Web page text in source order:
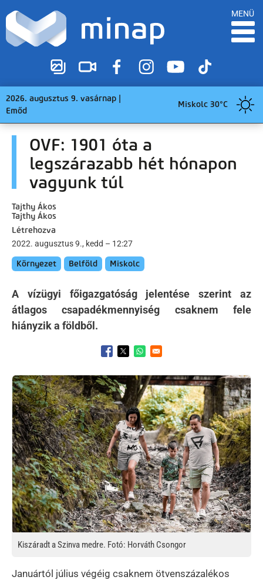
MENÜ
2026. augusztus 9. vasárnap |
Emőd
Miskolc 30°C
OVF: 1901 óta a
legszárazabb hét hónapon
vagyunk túl
Tajthy Ákos
Tajthy Ákos
Létrehozva
2022. augusztus 9., kedd – 12:27
Környezet Belföld Miskolc
A vízügyi főigazgatóság jelentése szerint az
átlagos csapadékmennyiség csaknem fele
hiányzik a földből.
Opens in a new window
Opens in a new window
Opens in a new window
Kép
Kiszáradt a Szinva medre. Fotó: Horváth Csongor
Januártól július végéig csaknem ötvenszázalékos